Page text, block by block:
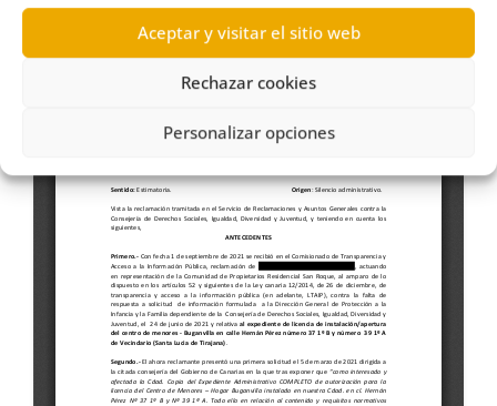
Aceptar y visitar el sitio web
Rechazar cookies
Personalizar opciones